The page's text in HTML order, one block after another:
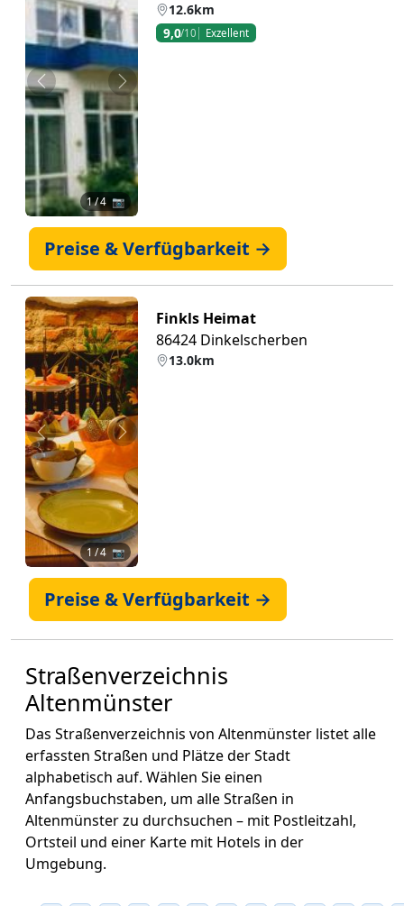
Zurück Weiter
1/ 4 📷
12.6km
9,0/10 Exzellent
Preise & Verfügbarkeit →
Zurück Weiter
1/ 4 📷
Finkls Heimat
86424 Dinkelscherben
13.0km
Preise & Verfügbarkeit →
Straßenverzeichnis
Altenmünster
Das Straßenverzeichnis von Altenmünster listet alle
erfassten Straßen und Plätze der Stadt
alphabetisch auf. Wählen Sie einen
Anfangsbuchstaben, um alle Straßen in
Altenmünster zu durchsuchen – mit Postleitzahl,
Ortsteil und einer Karte mit Hotels in der
Umgebung.